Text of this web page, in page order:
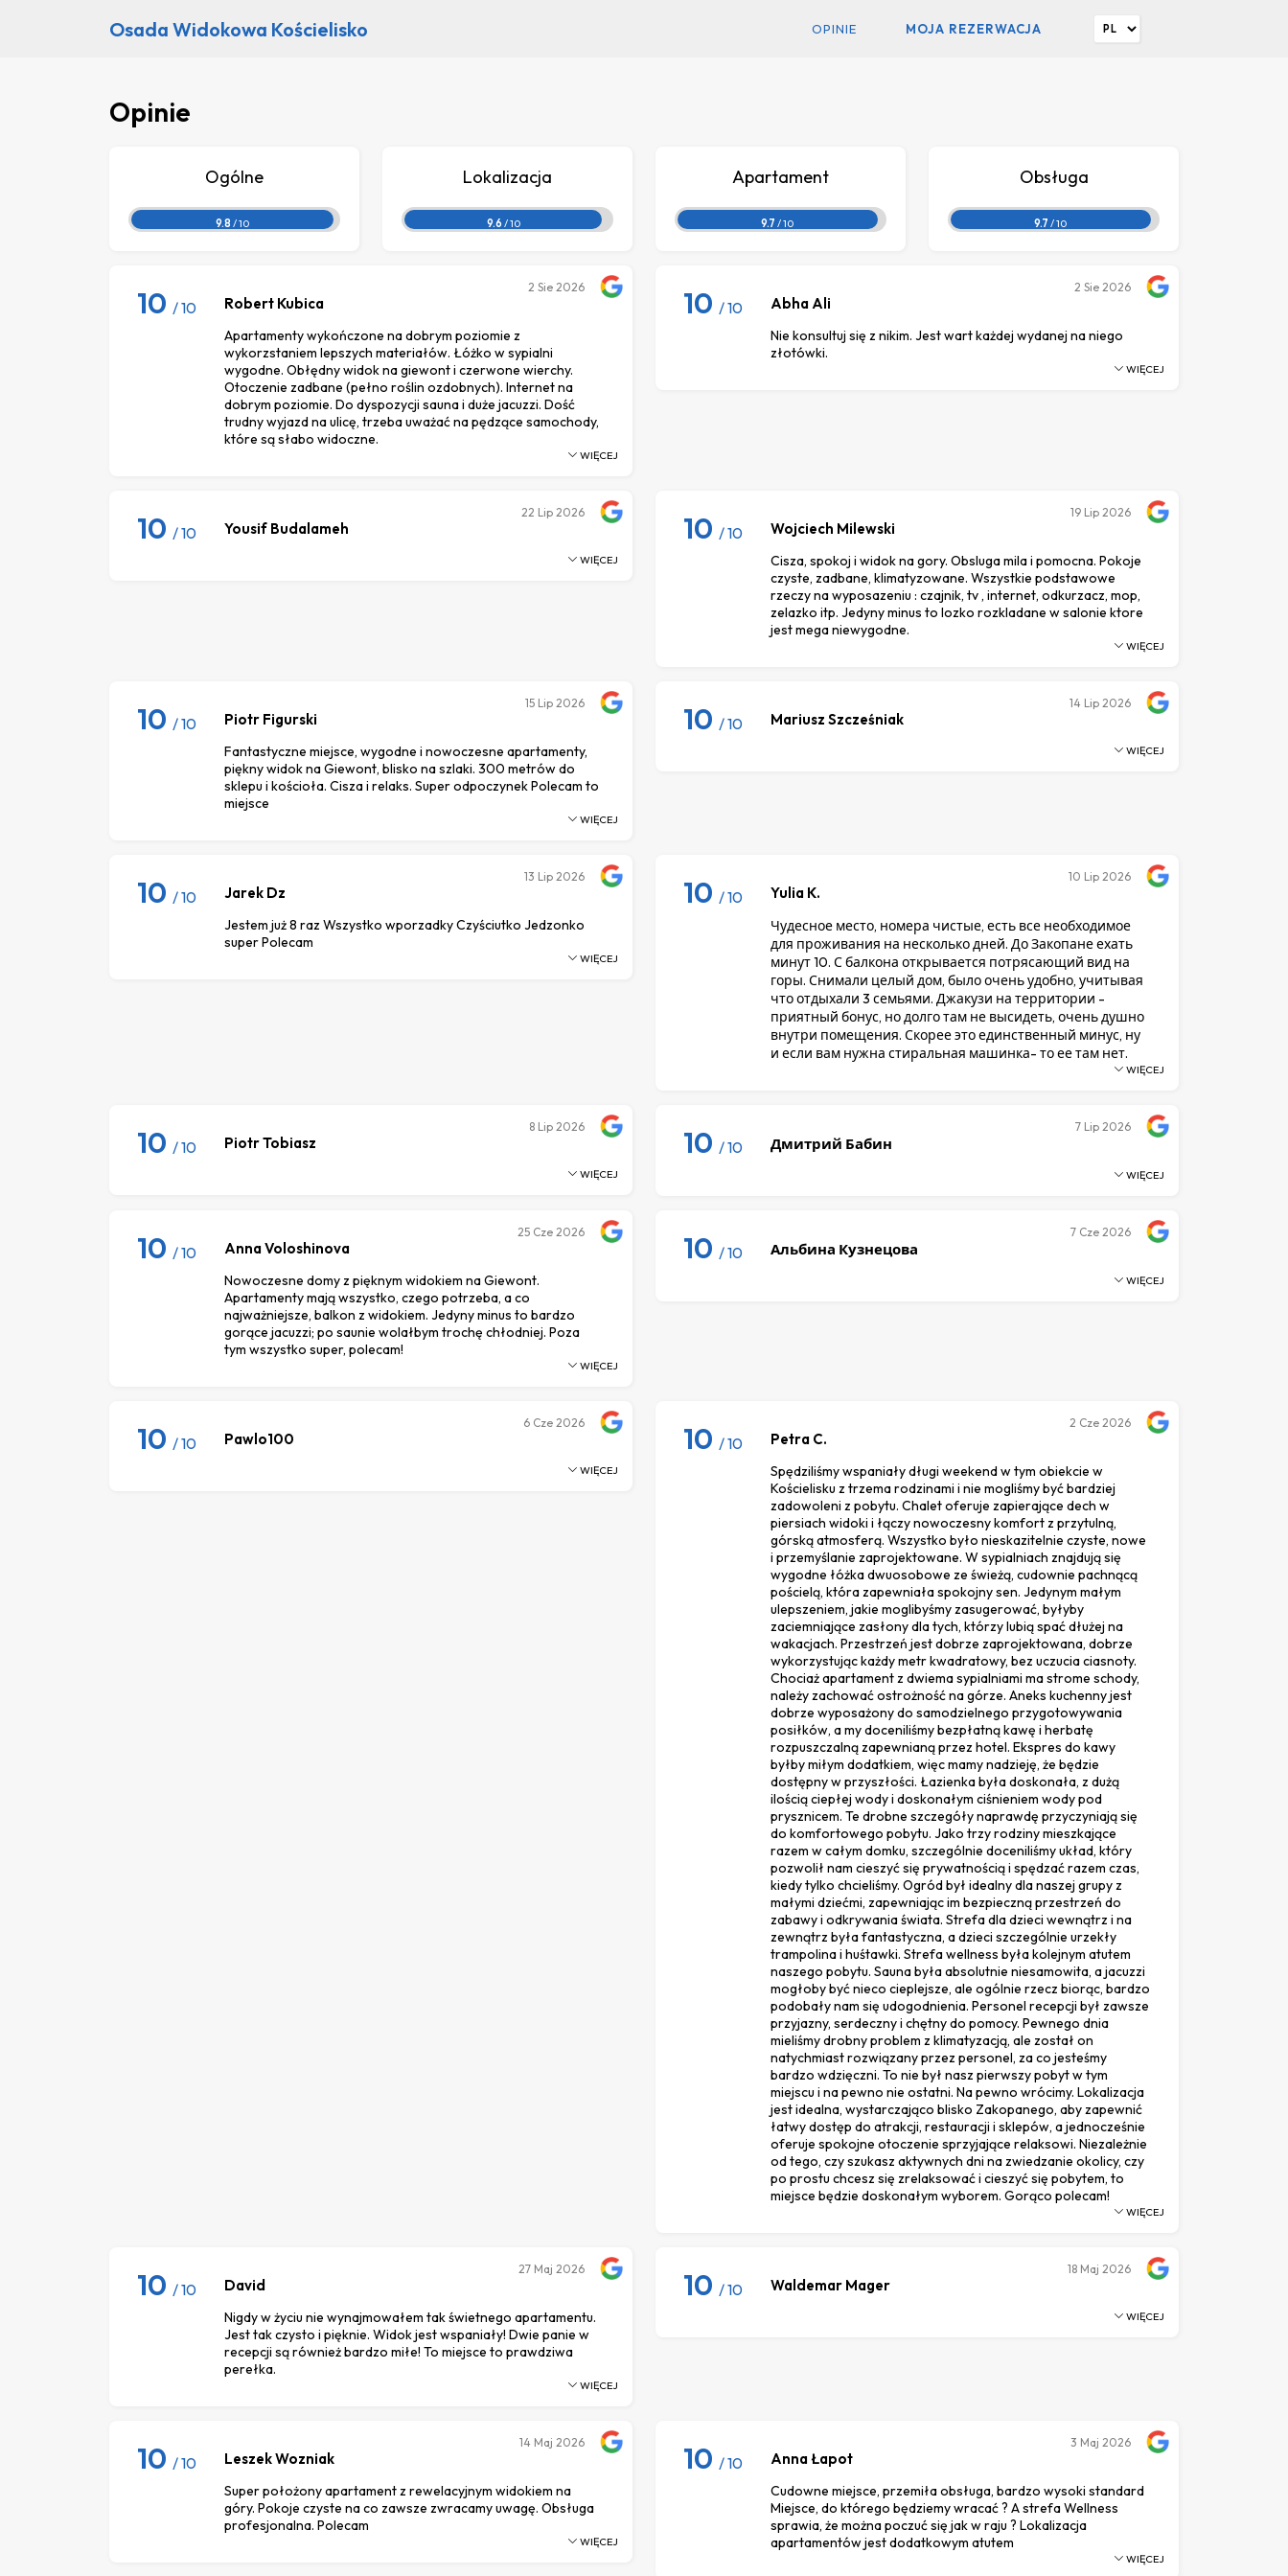
Osada Widokowa Kościelisko OPINIE MOJA REZERWACJA
Opinie
Ogólne
9.8 / 10
Lokalizacja
9.6 / 10
Apartament
9.7 / 10
Obsługa
9.7 / 10
10 / 10 Robert Kubica
Apartamenty wykończone na dobrym poziomie z
wykorzstaniem lepszych materiałów. Łóżko w sypialni
wygodne. Obłędny widok na giewont i czerwone wierchy.
Otoczenie zadbane (pełno roślin ozdobnych). Internet na
dobrym poziomie. Do dyspozycji sauna i duże jacuzzi. Dość
trudny wyjazd na ulicę, trzeba uważać na pędzące samochody,
które są słabo widoczne.
2 Sie 2026
WIĘCEJ
10 / 10 Abha Ali
Nie konsultuj się z nikim. Jest wart każdej wydanej na niego
złotówki.
2 Sie 2026
WIĘCEJ
10 / 10 Yousif Budalameh
22 Lip 2026
WIĘCEJ
10 / 10 Wojciech Milewski
Cisza, spokoj i widok na gory. Obsluga mila i pomocna. Pokoje
czyste, zadbane, klimatyzowane. Wszystkie podstawowe
rzeczy na wyposazeniu : czajnik, tv , internet, odkurzacz, mop,
zelazko itp. Jedyny minus to lozko rozkladane w salonie ktore
jest mega niewygodne.
19 Lip 2026
WIĘCEJ
10 / 10 Piotr Figurski
Fantastyczne miejsce, wygodne i nowoczesne apartamenty,
piękny widok na Giewont, blisko na szlaki. 300 metrów do
sklepu i kościoła. Cisza i relaks. Super odpoczynek Polecam to
miejsce
15 Lip 2026
WIĘCEJ
10 / 10 Mariusz Szcześniak
14 Lip 2026
WIĘCEJ
10 / 10 Jarek Dz
Jestem już 8 raz Wszystko wporzadky Czyściutko Jedzonko
super Polecam
13 Lip 2026
WIĘCEJ
10 / 10 Yulia K.
Чудесное место, номера чистые, есть все необходимое
для проживания на несколько дней. До Закопане ехать
минут 10. С балкона открывается потрясающий вид на
горы. Снимали целый дом, было очень удобно, учитывая
что отдыхали 3 семьями. Джакузи на территории -
приятный бонус, но долго там не высидеть, очень душно
внутри помещения. Скорее это единственный минус, ну
и если вам нужна стиральная машинка- то ее там нет.
10 Lip 2026
WIĘCEJ
10 / 10 Piotr Tobiasz
8 Lip 2026
WIĘCEJ
10 / 10 Дмитрий Бабин
7 Lip 2026
WIĘCEJ
10 / 10 Anna Voloshinova
Nowoczesne domy z pięknym widokiem na Giewont.
Apartamenty mają wszystko, czego potrzeba, a co
najważniejsze, balkon z widokiem. Jedyny minus to bardzo
gorące jacuzzi; po saunie wolałbym trochę chłodniej. Poza
tym wszystko super, polecam!
25 Cze 2026
WIĘCEJ
10 / 10 Альбина Кузнецова
7 Cze 2026
WIĘCEJ
10 / 10 Pawlo100
6 Cze 2026
WIĘCEJ
10 / 10 Petra C.
Spędziliśmy wspaniały długi weekend w tym obiekcie w
Kościelisku z trzema rodzinami i nie mogliśmy być bardziej
zadowoleni z pobytu. Chalet oferuje zapierające dech w
piersiach widoki i łączy nowoczesny komfort z przytulną,
górską atmosferą. Wszystko było nieskazitelnie czyste, nowe
i przemyślanie zaprojektowane. W sypialniach znajdują się
wygodne łóżka dwuosobowe ze świeżą, cudownie pachnącą
pościelą, która zapewniała spokojny sen. Jedynym małym
ulepszeniem, jakie moglibyśmy zasugerować, byłyby
zaciemniające zasłony dla tych, którzy lubią spać dłużej na
wakacjach. Przestrzeń jest dobrze zaprojektowana, dobrze
wykorzystując każdy metr kwadratowy, bez uczucia ciasnoty.
Chociaż apartament z dwiema sypialniami ma strome schody,
należy zachować ostrożność na górze. Aneks kuchenny jest
dobrze wyposażony do samodzielnego przygotowywania
posiłków, a my doceniliśmy bezpłatną kawę i herbatę
rozpuszczalną zapewnianą przez hotel. Ekspres do kawy
byłby miłym dodatkiem, więc mamy nadzieję, że będzie
dostępny w przyszłości. Łazienka była doskonała, z dużą
ilością ciepłej wody i doskonałym ciśnieniem wody pod
prysznicem. Te drobne szczegóły naprawdę przyczyniają się
do komfortowego pobytu. Jako trzy rodziny mieszkające
razem w całym domku, szczególnie doceniliśmy układ, który
pozwolił nam cieszyć się prywatnością i spędzać razem czas,
kiedy tylko chcieliśmy. Ogród był idealny dla naszej grupy z
małymi dziećmi, zapewniając im bezpieczną przestrzeń do
zabawy i odkrywania świata. Strefa dla dzieci wewnątrz i na
zewnątrz była fantastyczna, a dzieci szczególnie urzekły
trampolina i huśtawki. Strefa wellness była kolejnym atutem
naszego pobytu. Sauna była absolutnie niesamowita, a jacuzzi
mogłoby być nieco cieplejsze, ale ogólnie rzecz biorąc, bardzo
podobały nam się udogodnienia. Personel recepcji był zawsze
przyjazny, serdeczny i chętny do pomocy. Pewnego dnia
mieliśmy drobny problem z klimatyzacją, ale został on
natychmiast rozwiązany przez personel, za co jesteśmy
bardzo wdzięczni. To nie był nasz pierwszy pobyt w tym
miejscu i na pewno nie ostatni. Na pewno wrócimy. Lokalizacja
jest idealna, wystarczająco blisko Zakopanego, aby zapewnić
łatwy dostęp do atrakcji, restauracji i sklepów, a jednocześnie
oferuje spokojne otoczenie sprzyjające relaksowi. Niezależnie
od tego, czy szukasz aktywnych dni na zwiedzanie okolicy, czy
po prostu chcesz się zrelaksować i cieszyć się pobytem, ​​to
miejsce będzie doskonałym wyborem. Gorąco polecam!
2 Cze 2026
WIĘCEJ
10 / 10 David
Nigdy w życiu nie wynajmowałem tak świetnego apartamentu.
Jest tak czysto i pięknie. Widok jest wspaniały! Dwie panie w
recepcji są również bardzo miłe! To miejsce to prawdziwa
perełka.
27 Maj 2026
WIĘCEJ
10 / 10 Waldemar Mager
18 Maj 2026
WIĘCEJ
10 / 10 Leszek Wozniak
Super położony apartament z rewelacyjnym widokiem na
góry. Pokoje czyste na co zawsze zwracamy uwagę. Obsługa
profesjonalna. Polecam
14 Maj 2026
WIĘCEJ
10 / 10 Anna Łapot
Cudowne miejsce, przemiła obsługa, bardzo wysoki standard
Miejsce, do którego będziemy wracać ? A strefa Wellness
sprawia, że można poczuć się jak w raju ? Lokalizacja
apartamentów jest dodatkowym atutem
3 Maj 2026
WIĘCEJ